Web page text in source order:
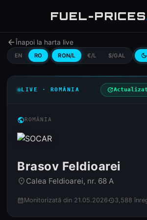
FUEL-PRICES
arrow_backÎnapoi la harta live
EN RO RON/L €/L $/GAL dark_mode
LIVE · ROMÂNIA update
publicROMÂNIA
Brasov Feldioarei
place Calea Feldioarei, nr. 68 A
calendar_month Monitorizată din 21.05.2026history3,588